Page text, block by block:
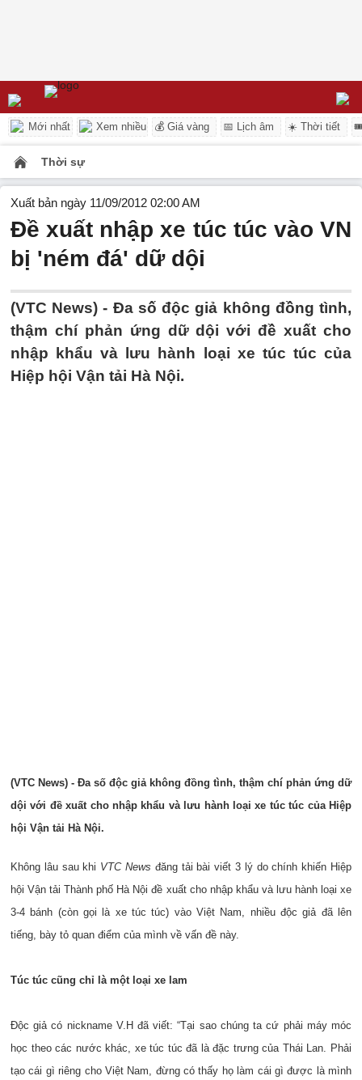
Mới nhất Xem nhiều 💰 Giá vàng 📅 Lịch âm ☀️ Thời tiết
Thời sự
Xuất bản ngày 11/09/2012 02:00 AM
Đề xuất nhập xe túc túc vào VN
bị 'ném đá' dữ dội
(VTC News) - Đa số độc giả không đồng tình,
thậm chí phản ứng dữ dội với đề xuất cho
nhập khẩu và lưu hành loại xe túc túc của
Hiệp hội Vận tải Hà Nội.
(VTC News) - Đa số độc giả không đồng tình, thậm chí phản ứng dữ
dội với đề xuất cho nhập khẩu và lưu hành loại xe túc túc của Hiệp
hội Vận tải Hà Nội.
Không lâu sau khi VTC News đăng tải bài viết 3 lý do chính khiến Hiệp
hội Vận tải Thành phố Hà Nội đề xuất cho nhập khẩu và lưu hành loại xe
3-4 bánh (còn gọi là xe túc túc) vào Việt Nam, nhiều độc giả đã lên
tiếng, bày tỏ quan điểm của mình về vấn đề này.
Túc túc cũng chỉ là một loại xe lam
Độc giả có nickname V.H đã viết: “Tại sao chúng ta cứ phải máy móc
học theo các nước khác, xe túc túc đã là đặc trưng của Thái Lan. Phải
tạo cái gì riêng cho Việt Nam, đừng có thấy họ làm cái gì được là mình